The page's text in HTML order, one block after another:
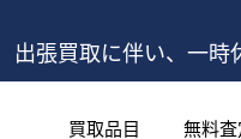
出張買取に伴い、一時
買取品目 無料